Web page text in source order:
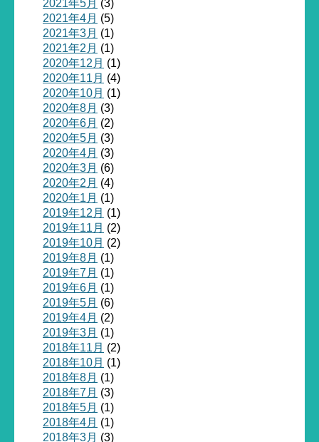
2021年5月 (3)
2021年4月 (5)
2021年3月 (1)
2021年2月 (1)
2020年12月 (1)
2020年11月 (4)
2020年10月 (1)
2020年8月 (3)
2020年6月 (2)
2020年5月 (3)
2020年4月 (3)
2020年3月 (6)
2020年2月 (4)
2020年1月 (1)
2019年12月 (1)
2019年11月 (2)
2019年10月 (2)
2019年8月 (1)
2019年7月 (1)
2019年6月 (1)
2019年5月 (6)
2019年4月 (2)
2019年3月 (1)
2018年11月 (2)
2018年10月 (1)
2018年8月 (1)
2018年7月 (3)
2018年5月 (1)
2018年4月 (1)
2018年3月 (3)